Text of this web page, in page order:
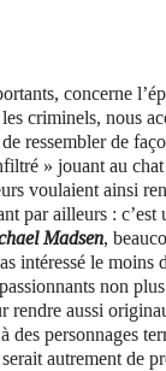
concerne
criminels, nous
ressembler de
» jouant au
voulaient ainsi
par ailleurs :
Madsen,
intéressé le moins
non
aussi
des personnages
autrement de
AUGUST 9,
WO LONG 2: